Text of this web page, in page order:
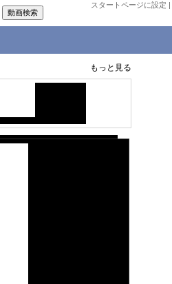
スタートページに設定 |
もっと見る